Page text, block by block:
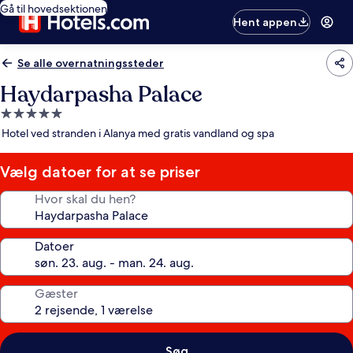
Gå til hovedsektionen
Hent appen
Se alle overnatningssteder
Haydarpasha Palace
5.0-
stjernet
Hotel ved stranden i Alanya med gratis vandland og spa
Vælg datoer for at se priser
Hvor skal du hen?
Datoer
Gæster